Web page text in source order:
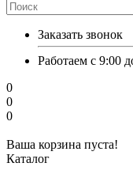
Заказать звонок
Работаем с 9:00
0
0
0
Ваша корзина пуста!
Каталог